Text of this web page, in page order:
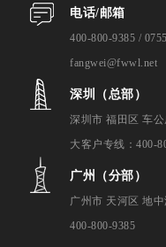
电话/邮箱
400-800-9385 /
fangwei@fwwl.net
深圳（总部）
深圳市 福田区 车
大客户专线：400-
广州（分部）
广州市 天河区 地
400-800-9385